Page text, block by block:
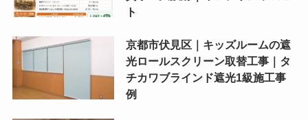
ト
京都市伏見区｜キッズルームの遮
光ロールスクリーン取替工事｜タ
チカワブラインド遮光1級施工事
例